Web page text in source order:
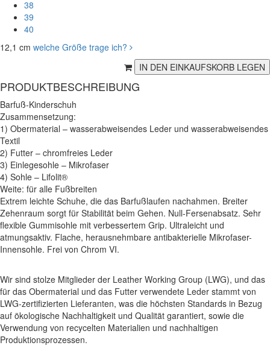
38
39
40
12,1 cm welche Größe trage ich?
PRODUKTBESCHREIBUNG
Barfuß-Kinderschuh
Zusammensetzung:
1) Obermaterial – wasserabweisendes Leder und wasserabweisendes
Textil
2) Futter – chromfreies Leder
3) Einlegesohle – Mikrofaser
4) Sohle – Lifolit®
Weite: für alle Fußbreiten
Extrem leichte Schuhe, die das Barfußlaufen nachahmen. Breiter
Zehenraum sorgt für Stabilität beim Gehen. Null-Fersenabsatz. Sehr
flexible Gummisohle mit verbessertem Grip. Ultraleicht und
atmungsaktiv. Flache, herausnehmbare antibakterielle Mikrofaser-
Innensohle. Frei von Chrom VI.
Wir sind stolze Mitglieder der Leather Working Group (LWG), und das
für das Obermaterial und das Futter verwendete Leder stammt von
LWG-zertifizierten Lieferanten, was die höchsten Standards in Bezug
auf ökologische Nachhaltigkeit und Qualität garantiert, sowie die
Verwendung von recycelten Materialien und nachhaltigen
Produktionsprozessen.